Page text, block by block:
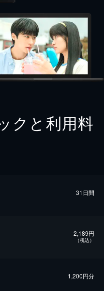
クと利用料
31日間
2,189円
（税込）
1,200円分